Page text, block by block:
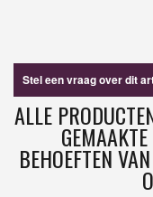
Stel een vraag over dit
ALLE
BEHOEFTEN